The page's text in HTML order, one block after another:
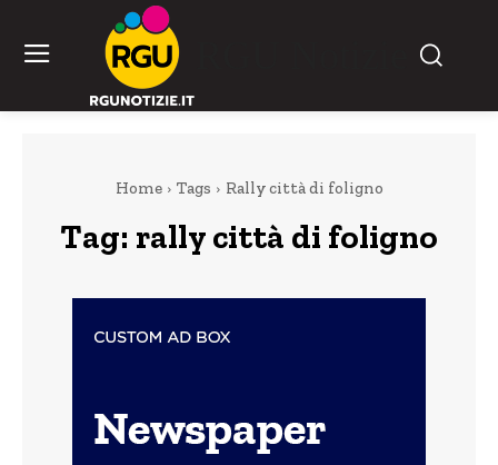
Home Tags Rally città di foligno
Tag: rally città di foligno